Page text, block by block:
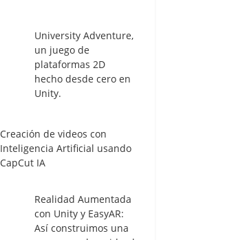
University Adventure,
un juego de
plataformas 2D
hecho desde cero en
Unity.
Creación de videos con
Inteligencia Artificial usando
CapCut IA
Realidad Aumentada
con Unity y EasyAR:
Así construimos una